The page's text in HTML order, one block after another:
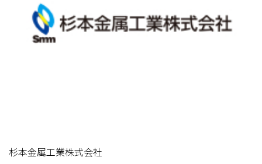
杉本金属工業株式会社